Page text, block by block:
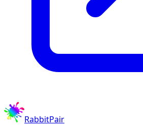
RabbitPair